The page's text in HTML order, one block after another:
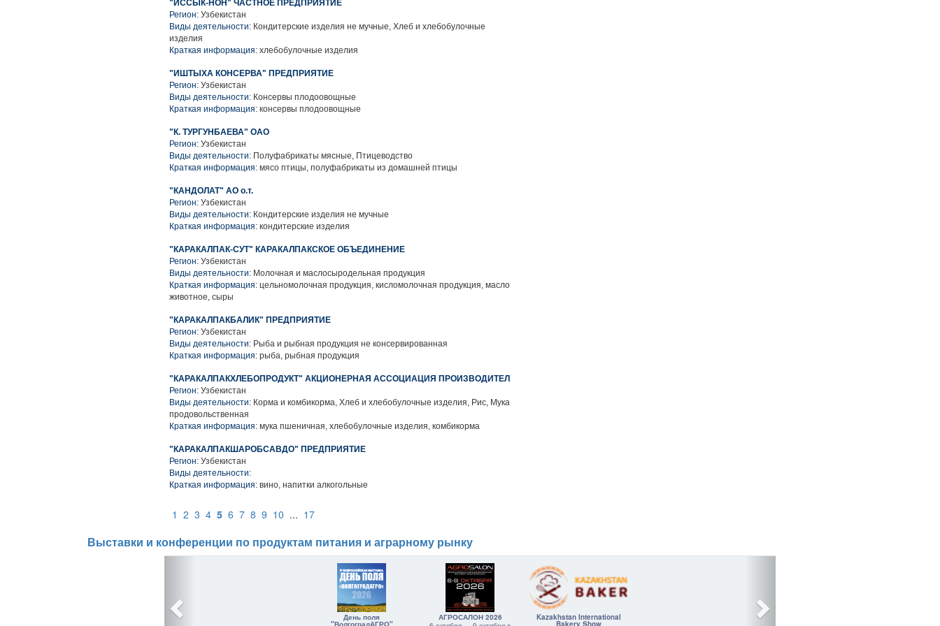
"ИССЫК-НОН" ЧАСТНОЕ ПРЕДПРИЯТИЕ
Регион: Узбекистан
Виды деятельности: Кондитерские изделия не мучные, Хлеб и хлебобулочные
изделия
Краткая информация: хлебобулочные изделия
"ИШТЫХА КОНСЕРВА" ПРЕДПРИЯТИЕ
Регион: Узбекистан
Виды деятельности: Консервы плодоовощные
Краткая информация: консервы плодоовощные
"К. ТУРГУНБАЕВА" ОАО
Регион: Узбекистан
Виды деятельности: Полуфабрикаты мясные, Птицеводство
Краткая информация: мясо птицы, полуфабрикаты из домашней птицы
"КАНДОЛАТ" АО о.т.
Регион: Узбекистан
Виды деятельности: Кондитерские изделия не мучные
Краткая информация: кондитерские изделия
"КАРАКАЛПАК-СУТ" КАРАКАЛПАКСКОЕ ОБЪЕДИНЕНИЕ
Регион: Узбекистан
Виды деятельности: Молочная и маслосыродельная продукция
Краткая информация: цельномолочная продукция, кисломолочная продукция, масло
животное, сыры
"КАРАКАЛПАКБАЛИК" ПРЕДПРИЯТИЕ
Регион: Узбекистан
Виды деятельности: Рыба и рыбная продукция не консервированная
Краткая информация: рыба, рыбная продукция
"КАРАКАЛПАКХЛЕБОПРОДУКТ" АКЦИОНЕРНАЯ АССОЦИАЦИЯ ПРОИЗВОДИТЕЛ
Регион: Узбекистан
Виды деятельности: Корма и комбикорма, Хлеб и хлебобулочные изделия, Рис, Мука
продовольственная
Краткая информация: мука пшеничная, хлебобулочные изделия, комбикорма
"КАРАКАЛПАКШАРОБСАВДО" ПРЕДПРИЯТИЕ
Регион: Узбекистан
Виды деятельности:
Краткая информация: вино, напитки алкогольные
1 2 3 4 5 6 7 8 9 10 ... 17
Выставки и конференции по продуктам питания и аграрному рынку
День поля
"ВолгоградАГРО"
АГРОСАЛОН 2026
Kazakhstan International
Bakery Show